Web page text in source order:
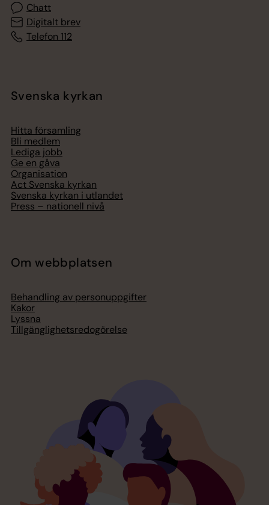
Chatt
Digitalt brev
Telefon 112
Svenska kyrkan
Hitta församling
Bli medlem
Lediga jobb
Ge en gåva
Organisation
Act Svenska kyrkan
Svenska kyrkan i utlandet
Press – nationell nivå
Om webbplatsen
Behandling av personuppgifter
Kakor
Lyssna
Tillgänglighetsredogörelse